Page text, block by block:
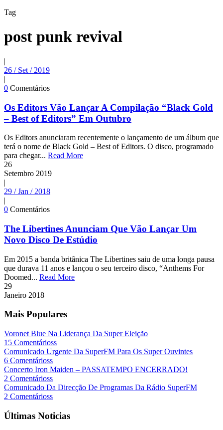
Tag
post punk revival
|
26 / Set / 2019
|
0 Comentários
Os Editors Vão Lançar A Compilação “Black Gold
– Best of Editors” Em Outubro
Os Editors anunciaram recentemente o lançamento de um álbum que
terá o nome de Black Gold – Best of Editors. O disco, programado
para chegar... Read More
26
Setembro 2019
|
29 / Jan / 2018
|
0 Comentários
The Libertines Anunciam Que Vão Lançar Um
Novo Disco De Estúdio
Em 2015 a banda britânica The Libertines saiu de uma longa pausa
que durava 11 anos e lançou o seu terceiro disco, “Anthems For
Doomed... Read More
29
Janeiro 2018
Mais Populares
Voronet Blue Na Liderança Da Super Eleição
15 Comentárioss
Comunicado Urgente Da SuperFM Para Os Super Ouvintes
6 Comentárioss
Concerto Iron Maiden – PASSATEMPO ENCERRADO!
2 Comentárioss
Comunicado Da Direcção De Programas Da Rádio SuperFM
2 Comentárioss
Últimas Noticias